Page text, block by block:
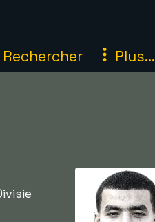
Rechercher Plus...